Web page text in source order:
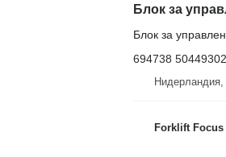
Блок за
694738 50449302
Forklift Focus